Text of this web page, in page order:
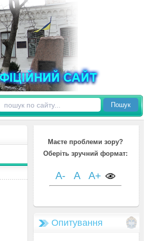
Пошук
Маєте проблеми зору?
Оберіть зручний формат:
A- A A+
Опитування